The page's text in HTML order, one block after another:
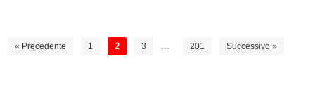
« Precedente 1 2 3 … 201 Successivo »